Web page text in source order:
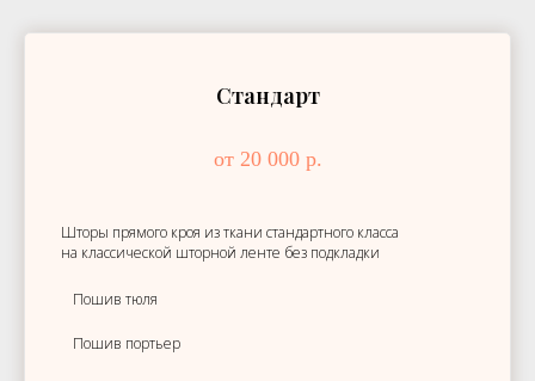
Стандарт
от 20 000 р.
Шторы прямого кроя из ткани стандартного класса
на классической шторной ленте без подкладки
Пошив тюля
Пошив портьер